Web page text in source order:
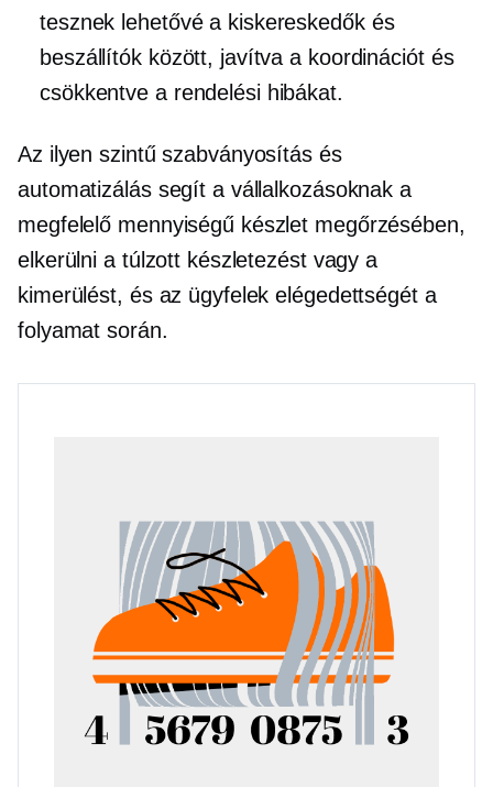
tesznek lehetővé a kiskereskedők és
beszállítók között, javítva a koordinációt és
csökkentve a rendelési hibákat.
Az ilyen szintű szabványosítás és
automatizálás segít a vállalkozásoknak a
megfelelő mennyiségű készlet megőrzésében,
elkerülni a túlzott készletezést vagy a
kimerülést, és az ügyfelek elégedettségét a
folyamat során.